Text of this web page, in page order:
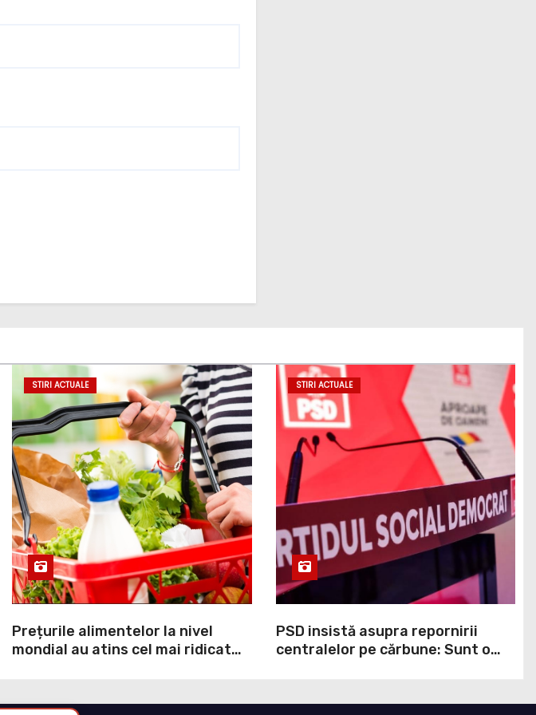
STIRI ACTUALE
Prețurile alimentelor la nivel
mondial au atins cel mai ridicat
mai mult (+5,8%), pe fondul
STIRI ACTUALE
PSD insistă asupra repornirii
centralelor pe cărbune: Sunt o